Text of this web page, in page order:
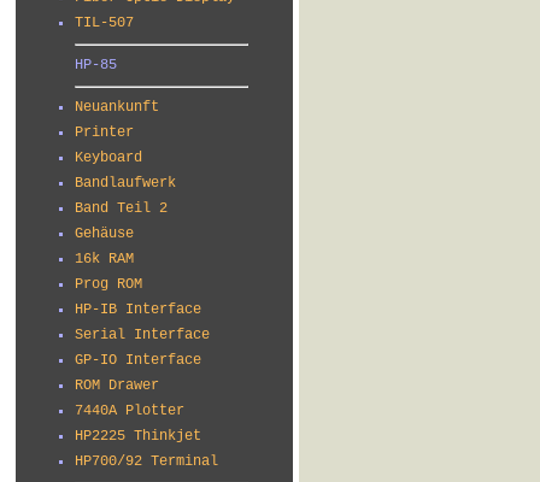
TIL-507
HP-85
Neuankunft
Printer
Keyboard
Bandlaufwerk
Band Teil 2
Gehäuse
16k RAM
Prog ROM
HP-IB Interface
Serial Interface
GP-IO Interface
ROM Drawer
7440A Plotter
HP2225 Thinkjet
HP700/92 Terminal